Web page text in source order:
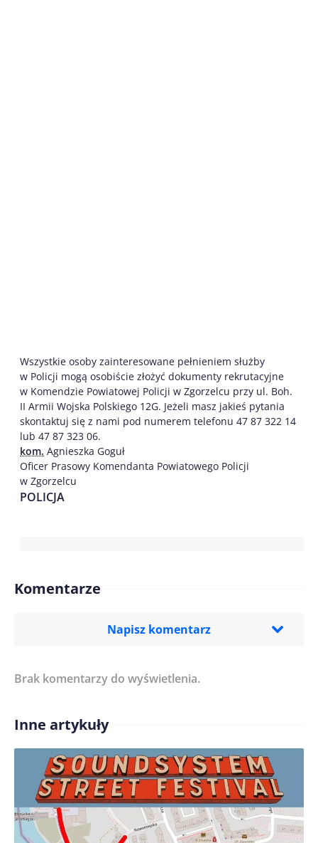
Wszystkie osoby zainteresowane pełnieniem służby
w Policji mogą osobiście złożyć dokumenty rekrutacyjne
w Komendzie Powiatowej Policji w Zgorzelcu przy ul. Boh.
II Armii Wojska Polskiego 12G. Jeżeli masz jakieś pytania
skontaktuj się z nami pod numerem telefonu 47 87 322 14
lub 47 87 323 06.
kom. Agnieszka Goguł
Oficer Prasowy Komendanta Powiatowego Policji
w Zgorzelcu
POLICJA
Komentarze
Napisz komentarz
Treść komentarza*
Imię/ Nick*
Brak komentarzy do wyświetlenia.
Inne artykuły